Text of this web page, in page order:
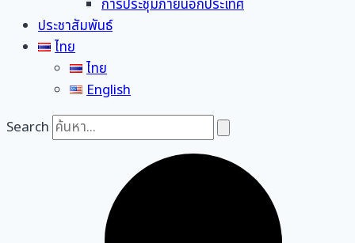
การประชุมภายนอกประเทศ
ประชาสัมพันธ์
ไทย
ไทย
English
Search